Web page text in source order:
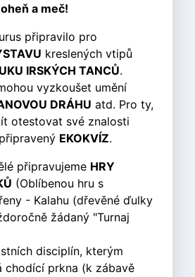
a meč!
připravilo pro
kreslených vtipů
IRSKÝCH TANCŮ.
vyzkoušet umění
DRÁHU atd. Pro ty,
otestovat své znalosti
EKOKVÍZ.
připravujeme HRY
(Oblíbenou hru s
- Kalahu (dřevěné ďulky
žádaný "Turnaj
disciplín, kterým
chodící prkna (k zábavě